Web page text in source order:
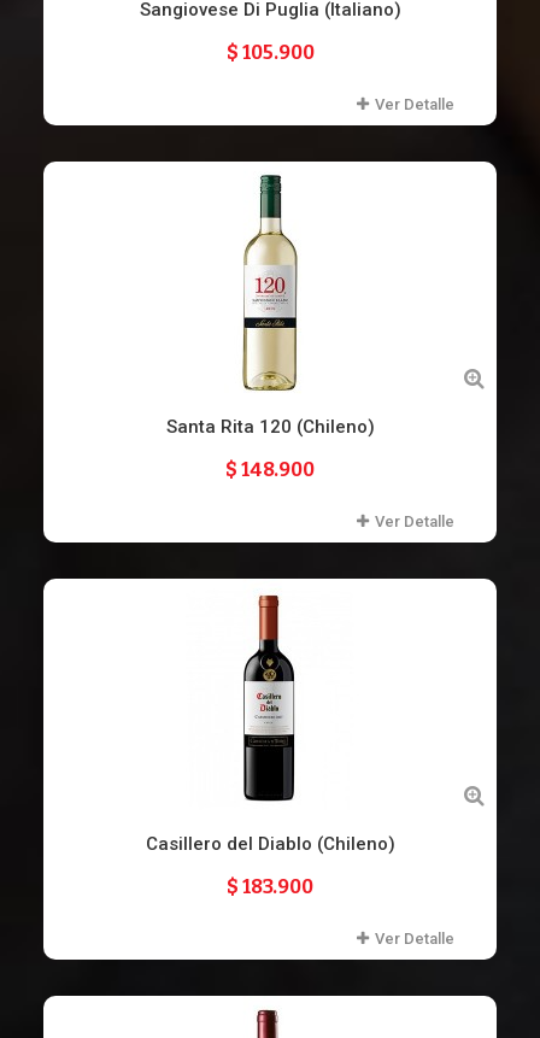
Sangiovese Di Puglia (Italiano)
$ 105.900
Ver Detalle
Santa Rita 120 (Chileno)
$ 148.900
Ver Detalle
Casillero del Diablo (Chileno)
$ 183.900
Ver Detalle